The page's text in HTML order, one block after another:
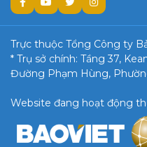
Trực thuộc Tổng Công ty
* Trụ sở chính: Tầng 37,
Đường Phạm Hùng,
Website đang hoạt động